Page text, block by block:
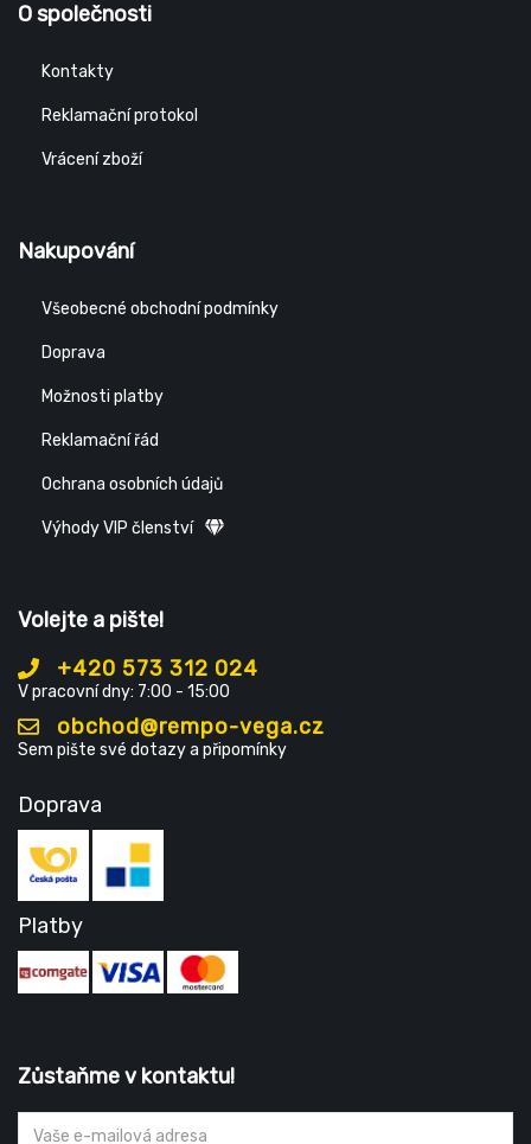
O společnosti
Kontakty
Reklamační protokol
Vrácení zboží
Nakupování
Všeobecné obchodní podmínky
Doprava
Možnosti platby
Reklamační řád
Ochrana osobních údajů
Výhody VIP členství
Volejte a pište!
+420 573 312 024
V pracovní dny: 7:00 - 15:00
obchod@rempo-vega.cz
Sem pište své dotazy a připomínky
Doprava
Platby
Zůstaňme v kontaktu!